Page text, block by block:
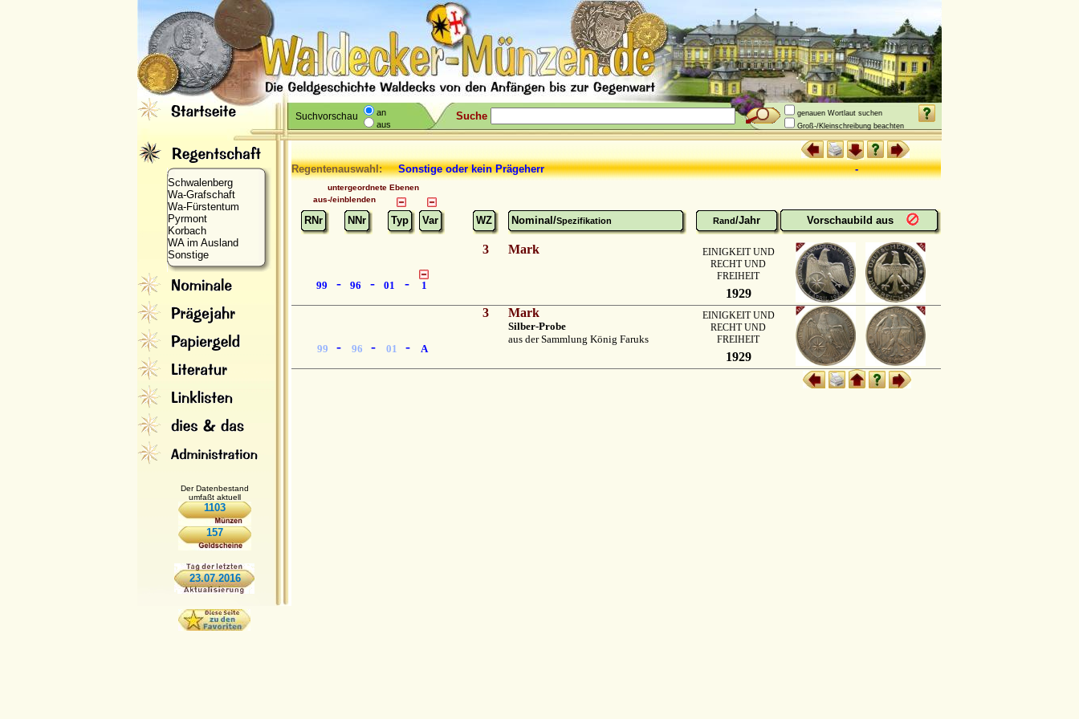
Suchvorschau
an
aus
Suche
genauen Wortlaut suchen
Groß-/Kleinschreibung beachten
Schwalenberg
Wa-Grafschaft
Wa-Fürstentum
Pyrmont
Korbach
WA im Ausland
Sonstige
Der Datenbestand
umfaßt aktuell
1103
157
23.07.2016
Regentenauswahl: Sonstigeoderkein Prägeherr -
untergeordnete Ebenen
aus-/einblenden
RNr NNr Typ Var WZ Nominal/Spezifikation Rand/Jahr Vorschaubild aus
99 - 96 - 01 - 1
3 Mark
EINIGKEIT UND
RECHT UND
FREIHEIT
1929
99 - 96 - 01 - A
3 Mark
Silber-Probe
aus der Sammlung König Faruks
EINIGKEIT UND
RECHT UND
FREIHEIT
1929